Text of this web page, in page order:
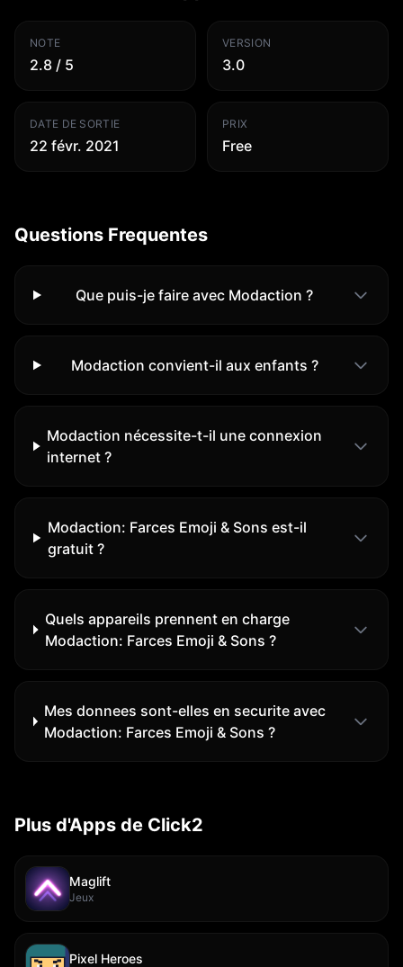
NOTE
2.8 / 5
VERSION
3.0
DATE DE SORTIE
22 févr. 2021
PRIX
Free
Questions Frequentes
Que puis-je faire avec Modaction ?
Modaction convient-il aux enfants ?
Modaction nécessite-t-il une connexion
internet ?
Modaction: Farces Emoji & Sons est-il
gratuit ?
Quels appareils prennent en charge
Modaction: Farces Emoji & Sons ?
Mes donnees sont-elles en securite avec
Modaction: Farces Emoji & Sons ?
Plus d'Apps de Click2
Maglift
Jeux
Pixel Heroes